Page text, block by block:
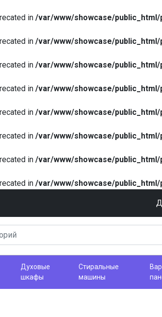
in /var/www/showcase/
in /var/www/showcase/
in /var/www/showcase/
in /var/www/showcase/
in /var/www/showcase/
in /var/www/showcase/
in /var/www/showcase/
in /var/www/showcase/
Духовые
шкафы
Стиральные
машины